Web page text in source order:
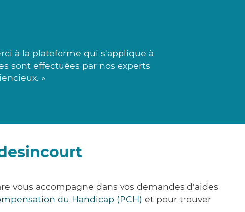
à la plateforme qui s'applique à
sont effectuées par nos experts
»
vous accompagne dans vos demandes d'aides
du Handicap (PCH) et pour trouver